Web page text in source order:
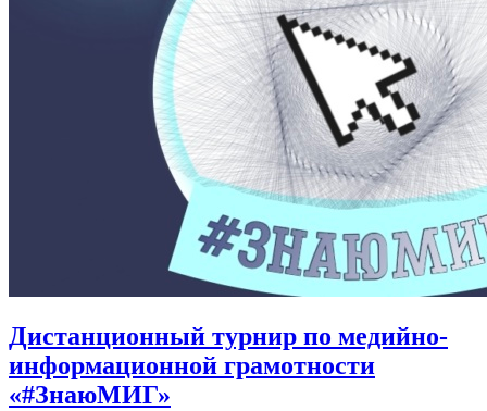
Дистанционный турнир по медийно-
информационной грамотности
«#ЗнаюМИГ»